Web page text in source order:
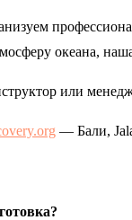
океана,
или
— Бали,